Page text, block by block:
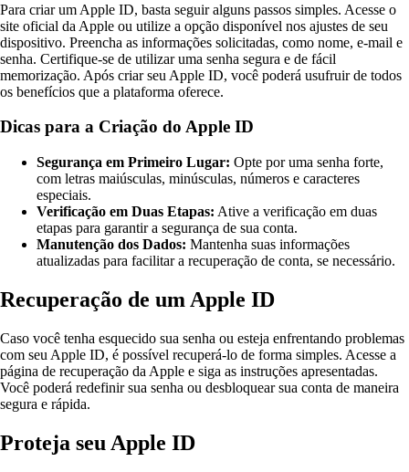
Para criar um Apple ID, basta seguir alguns passos simples. Acesse o
site oficial da Apple ou utilize a opção disponível nos ajustes de seu
dispositivo. Preencha as informações solicitadas, como nome, e-mail e
senha. Certifique-se de utilizar uma senha segura e de fácil
memorização. Após criar seu Apple ID, você poderá usufruir de todos
os benefícios que a plataforma oferece.
Dicas para a Criação do Apple ID
Segurança em Primeiro Lugar: Opte por uma senha forte,
com letras maiúsculas, minúsculas, números e caracteres
especiais.
Verificação em Duas Etapas: Ative a verificação em duas
etapas para garantir a segurança de sua conta.
Manutenção dos Dados: Mantenha suas informações
atualizadas para facilitar a recuperação de conta, se necessário.
Recuperação de um Apple ID
Caso você tenha esquecido sua senha ou esteja enfrentando problemas
com seu Apple ID, é possível recuperá-lo de forma simples. Acesse a
página de recuperação da Apple e siga as instruções apresentadas.
Você poderá redefinir sua senha ou desbloquear sua conta de maneira
segura e rápida.
Proteja seu Apple ID